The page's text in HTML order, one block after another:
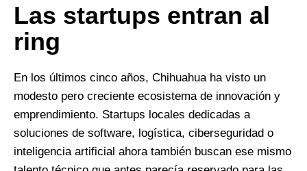
Las startups entran al
ring
En los últimos cinco años, Chihuahua ha visto un
modesto pero creciente ecosistema de innovación y
emprendimiento. Startups locales dedicadas a
soluciones de software, logística, ciberseguridad o
inteligencia artificial ahora también buscan ese mismo